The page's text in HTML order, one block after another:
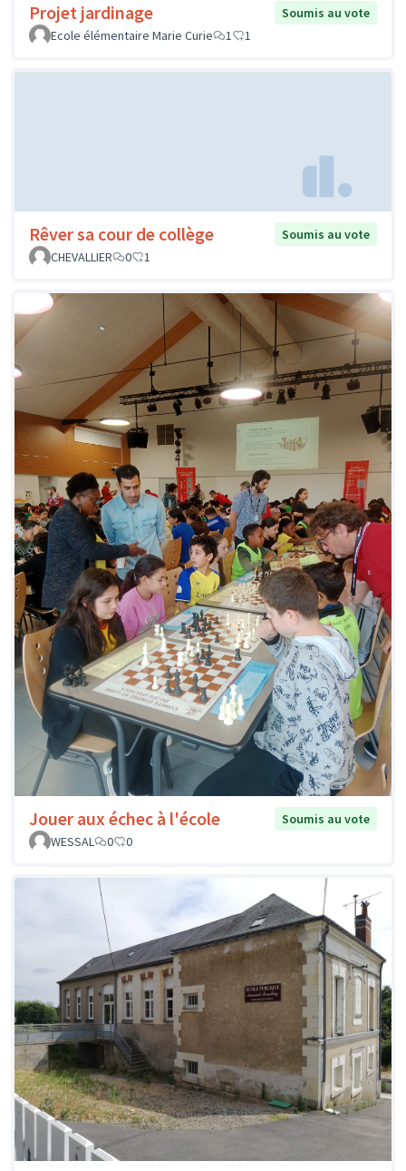
Projet jardinage
Soumis au vote
Ecole élémentaire Marie Curie
1 1
Rêver sa cour de collège
Soumis au vote
CHEVALLIER
0 1
Jouer aux échec à l'école
Soumis au vote
WESSAL
0 0